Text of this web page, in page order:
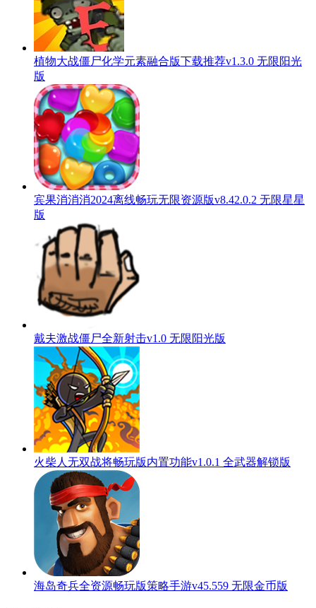
植物大战僵尸化学元素融合版下载推荐v1.3.0 无限阳光
版
宾果消消消2024离线畅玩无限资源版v8.42.0.2 无限星星
版
戴夫激战僵尸全新射击v1.0 无限阳光版
火柴人无双战将畅玩版内置功能v1.0.1 全武器解锁版
海岛奇兵全资源畅玩版策略手游v45.559 无限金币版